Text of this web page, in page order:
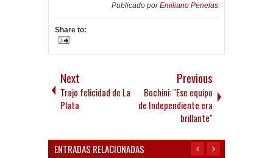
Publicado porEmiliano Penelas
Share to:
Next
Trajo felicidad de La
Plata
Previous
Bochini: "Ese equipo
de Independiente era
brillante"
ENTRADAS RELACIONADAS